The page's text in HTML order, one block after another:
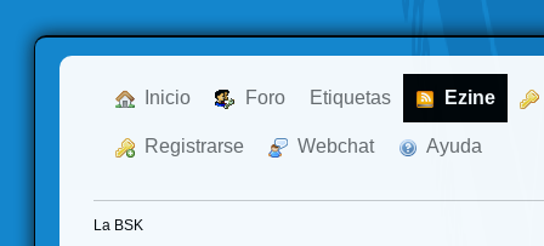
Inicio Foro Etiquetas Ezine
Registrarse Webchat Ayuda
La BSK